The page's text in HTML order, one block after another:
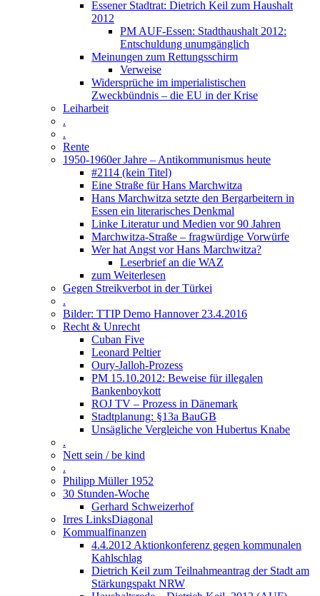
Essener Stadtrat: Dietrich Keil zum Haushalt
2012
PM AUF-Essen: Stadthaushalt 2012:
Entschuldung unumgänglich
Meinungen zum Rettungsschirm
Verweise
Widersprüche im imperialistischen
Zweckbündnis – die EU in der Krise
Leiharbeit
.
.
Rente
1950-1960er Jahre – Antikommunismus heute
#2114 (kein Titel)
Eine Straße für Hans Marchwitza
Hans Marchwitza setzte den Bergarbeitern in
Essen ein literarisches Denkmal
Linke Literatur und Medien vor 90 Jahren
Marchwitza-Straße – fragwürdige Vorwürfe
Wer hat Angst vor Hans Marchwitza?
Leserbrief an die WAZ
zum Weiterlesen
Gegen Streikverbot in der Türkei
.
Bilder: TTIP Demo Hannover 23.4.2016
Recht & Unrecht
Cuban Five
Leonard Peltier
Oury-Jalloh-Prozess
PM 15.10.2012: Beweise für illegalen
Bankenboykott
ROJ TV – Prozess in Dänemark
Stadtplanung: §13a BauGB
Unsägliche Vergleiche von Hubertus Knabe
.
Nett sein / be kind
.
Philipp Müller 1952
30 Stunden-Woche
Gerhard Schweizerhof
Irres LinksDiagonal
Kommualfinanzen
4.4.2012 Aktionkonferenz gegen kommunalen
Kahlschlag
Dietrich Keil zum Teilnahmeantrag der Stadt am
Stärkungspakt NRW